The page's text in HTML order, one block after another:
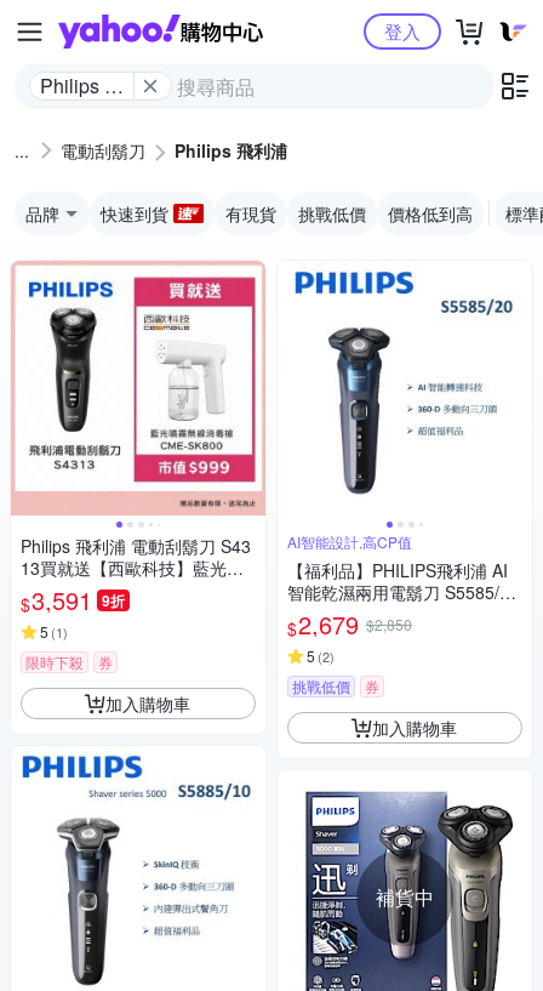
Yahoo購物中心
Philips 飛
登入
電動刮鬍刀 Philips 飛利浦
品牌 快速到貨 有現貨 挑戰低價 價格低到高 標
Philips 飛利浦 電動刮鬍刀 S43
13買就送【西歐科技】藍光噴
霧無線消毒槍CME-SK800
$3,591 9折
5 (1)
限時下殺 券
加入購物車
AI智能設計,高CP值
【福利品】PHILIPS飛利浦 AI
智能乾濕兩用電鬍刀 S5585/20
(一年保固)
$2,679 $2,850
5 (2)
挑戰低價 券
加入購物車
補貨中